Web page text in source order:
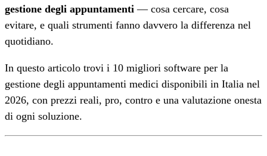
gestione degli appuntamenti — cosa cercare, cosa
evitare, e quali strumenti fanno davvero la differenza nel
quotidiano.
In questo articolo trovi i 10 migliori software per la
gestione degli appuntamenti medici disponibili in Italia nel
2026, con prezzi reali, pro, contro e una valutazione onesta
di ogni soluzione.